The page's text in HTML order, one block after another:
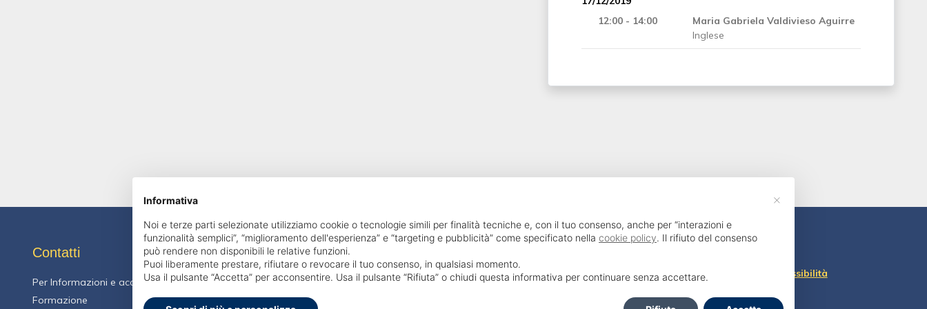
12:00 - 14:00
Maria Gabriela Valdivieso Aguirre
Inglese
SailPortal 8.5.1 build 18
Contatti
Per Informazioni e accesso al portale Contattare Ufficio
Formazione
Dichiarazione di accessibilità
×
Informativa
Noi e terze parti selezionate utilizziamo cookie o tecnologie simili per finalità tecniche e, con il tuo consenso, anche per “interazioni e
funzionalità semplici”, “miglioramento dell'esperienza” e “targeting e pubblicità” come specificato nella cookie policy. Il rifiuto del consenso
può rendere non disponibili le relative funzioni.
Puoi liberamente prestare, rifiutare o revocare il tuo consenso, in qualsiasi momento.
Usa il pulsante “Accetta” per acconsentire. Usa il pulsante “Rifiuta” o chiudi questa informativa per continuare senza accettare.